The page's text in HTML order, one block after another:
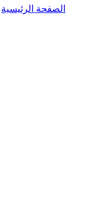
الصفحة الرئيسية